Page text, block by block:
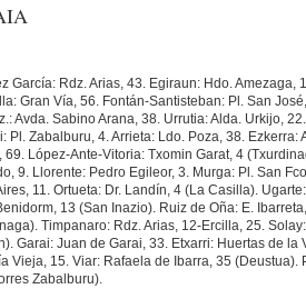
García: Rdz. Arias, 43. Egiraun: Hdo. Amezaga,
Gran Vía, 56. Fontán-Santisteban: Pl. San
Avda. Sabino Arana, 38. Urrutia: Alda. Urkijo,
Pl. Zabalburu, 4. Arrieta: Ldo. Poza, 38. Ezkerra:
69. López-Ante-Vitoria: Txomin Garat, 4
9. Llorente: Pedro Egileor, 3. Murga: Pl. San
11. Ortueta: Dr. Landín, 4 (La Casilla).
13 (San Inazio). Ruiz de Oña: E.
Timpanaro: Rdz. Arias, 12-Ercilla, 25.
Garai: Juan de Garai, 33. Etxarri: Huertas de la
Vieja, 15. Viar: Rafaela de Ibarra, 35 (Deustua).
Zabalburu).